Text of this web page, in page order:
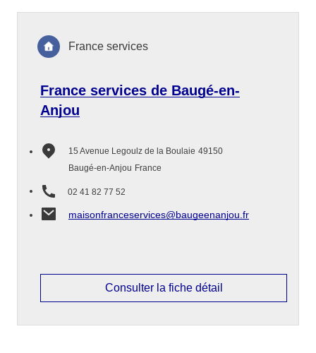
France services de Baugé-en-
Anjou
15 Avenue Legoulz de la Boulaie 49150
Baugé-en-Anjou France
02 41 82 77 52
maisonfranceservices@baugeenanjou.fr
France services
Consulter la fiche détail